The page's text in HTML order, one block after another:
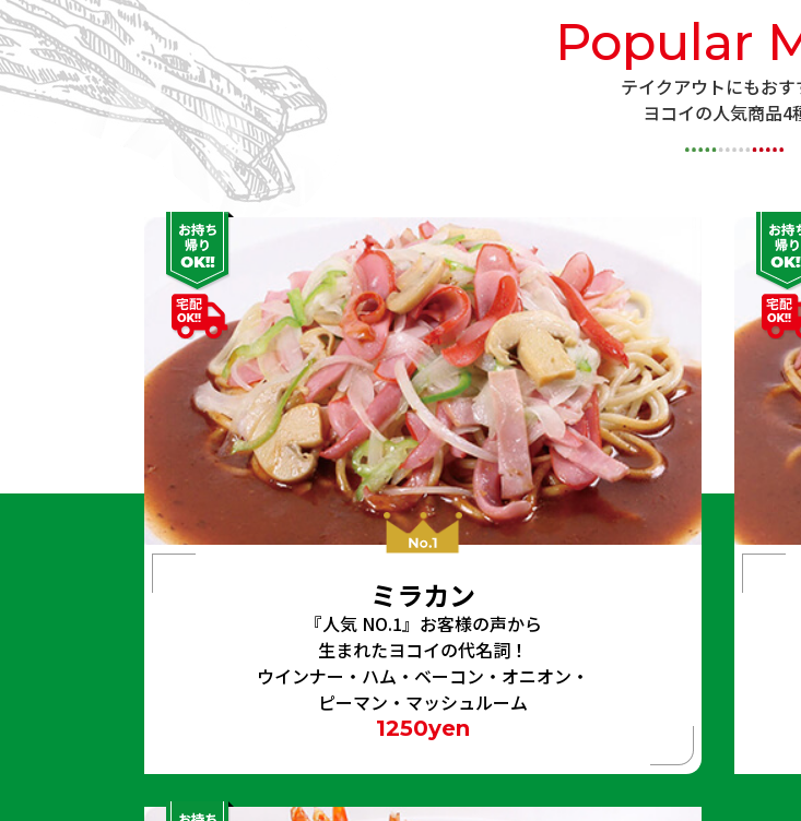
Popular
テイクアウトにもおす
ヨコイの人気商品4
ミラカン
『人気 NO.1』お客様の声から
生まれたヨコイの代名詞！
ウインナー・ハム・ベーコン・オニオン・
ピーマン・マッシュルーム
1250yen